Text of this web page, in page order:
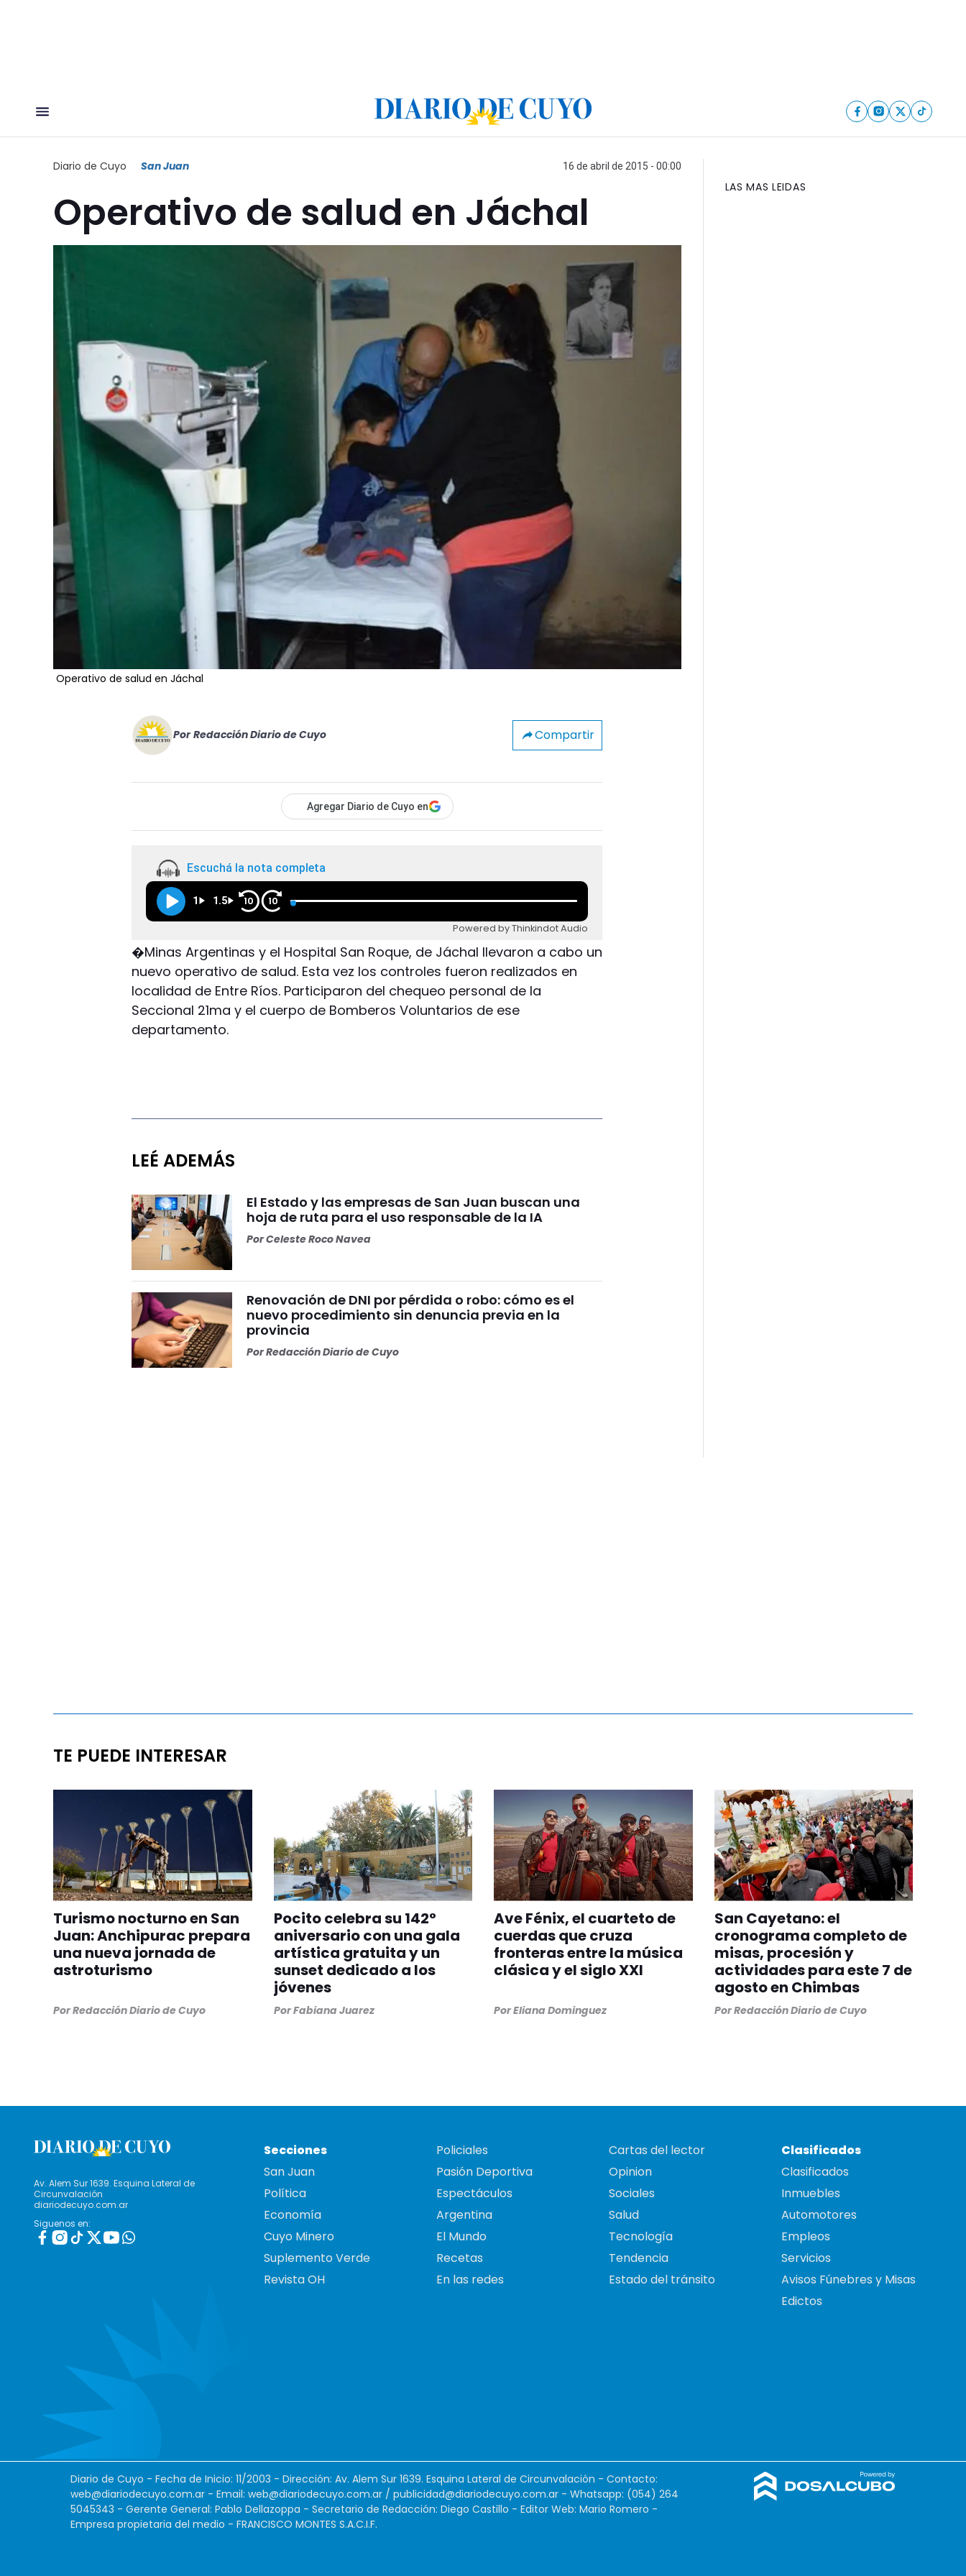
Diario de Cuyo San Juan 16 de abril de 2015 - 00:00
Operativo de salud en Jáchal
Operativo de salud en Jáchal
Por Redacción Diario de Cuyo Compartir
Agregar Diario de Cuyo en
Escuchá la nota completa
1 1.5 10 10
Powered by Thinkindot Audio
�Minas Argentinas y el Hospital San Roque, de Jáchal llevaron a cabo un
nuevo operativo de salud. Esta vez los controles fueron realizados en
localidad de Entre Ríos. Participaron del chequeo personal de la
Seccional 21ma y el cuerpo de Bomberos Voluntarios de ese
departamento.
LEÉ ADEMÁS
El Estado y las empresas de San Juan buscan una
hoja de ruta para el uso responsable de la IA
PorCeleste Roco Navea
Renovación de DNI por pérdida o robo: cómo es el
nuevo procedimiento sin denuncia previa en la
provincia
PorRedacción Diario de Cuyo
LAS MAS LEIDAS
TE PUEDE INTERESAR
Turismo nocturno en San
Juan: Anchipurac prepara
una nueva jornada de
astroturismo
PorRedacción Diario de Cuyo
Pocito celebra su 142°
aniversario con una gala
artística gratuita y un
sunset dedicado a los
jóvenes
PorFabiana Juarez
Ave Fénix, el cuarteto de
cuerdas que cruza
fronteras entre la música
clásica y el siglo XXI
PorEliana Dominguez
San Cayetano: el
cronograma completo de
misas, procesión y
actividades para este 7 de
agosto en Chimbas
PorRedacción Diario de Cuyo
Av. Alem Sur 1639. Esquina Lateral de
Circunvalación
diariodecuyo.com.ar
Siguenos en:
Secciones
San Juan
Política
Economía
Cuyo Minero
Suplemento Verde
Revista OH
Policiales
Pasión Deportiva
Espectáculos
Argentina
El Mundo
Recetas
En las redes
Cartas del lector
Opinion
Sociales
Salud
Tecnología
Tendencia
Estado del tránsito
Clasificados
Clasificados
Inmuebles
Automotores
Empleos
Servicios
Avisos Fúnebres y Misas
Edictos
Diario de Cuyo - Fecha de Inicio: 11/2003 - Dirección: Av. Alem Sur 1639. Esquina Lateral de Circunvalación - Contacto:
web@diariodecuyo.com.ar - Email: web@diariodecuyo.com.ar / publicidad@diariodecuyo.com.ar - Whatsapp: (054) 264
5045343 - Gerente General: Pablo Dellazoppa - Secretario de Redacción: Diego Castillo - Editor Web: Mario Romero -
Empresa propietaria del medio - FRANCISCO MONTES S.A.C.I.F.